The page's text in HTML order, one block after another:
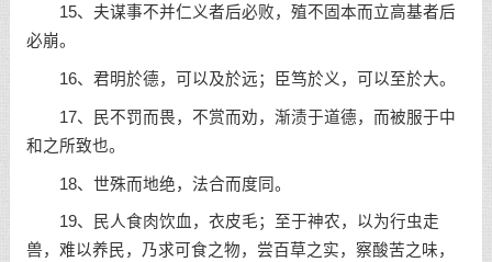
15、夫谋事不并仁义者后必败，殖不固本而立高基者后
必崩。
16、君明於德，可以及於远；臣笃於义，可以至於大。
17、民不罚而畏，不赏而劝，渐渍于道德，而被服于中
和之所致也。
18、世殊而地绝，法合而度同。
19、民人食肉饮血，衣皮毛；至于神农，以为行虫走
兽，难以养民，乃求可食之物，尝百草之实，察酸苦之味，